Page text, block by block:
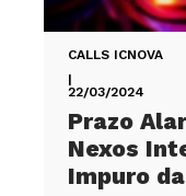
CALLS ICNOVA
|
22/03/2024
Prazo
Nexos
Impuro